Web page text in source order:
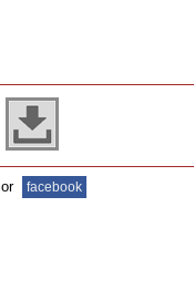
or facebook